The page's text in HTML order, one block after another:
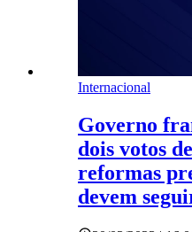
Internacional
Governo
dois votos
reformas
devem